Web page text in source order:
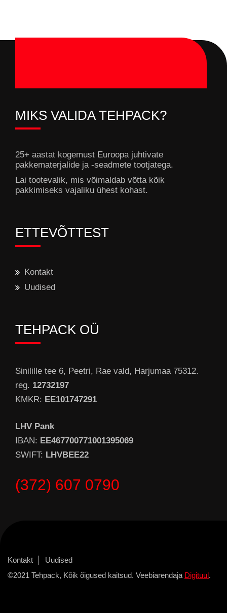
MIKS VALIDA TEHPACK?
25+ aastat kogemust Euroopa juhtivate
pakkematerjalide ja -seadmete tootjatega.
Lai tootevalik, mis võimaldab võtta kõik
pakkimiseks vajaliku ühest kohast.
ETTEVÕTTEST
Kontakt
Uudised
TEHPACK OÜ
Sinilille tee 6, Peetri, Rae vald, Harjumaa 75312.
reg. 12732197
KMKR: EE101747291
LHV Pank
IBAN: EE467700771001395069
SWIFT: LHVBEE22
(372) 607 0790
Kontakt
Uudised
©2021 Tehpack, Kõik õigused kaitsud. Veebiarendaja Digituul.